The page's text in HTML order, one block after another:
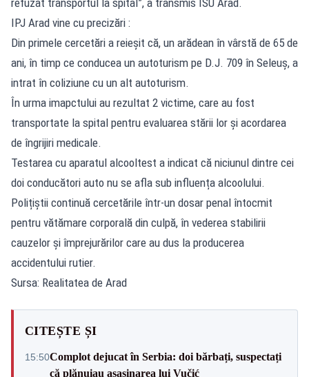
IPJ Arad vine cu precizări :
Din primele cercetări a reieșit că, un arădean în vârstă de 65 de
ani, în timp ce conducea un autoturism pe D.J. 709 în Seleuș, a
intrat în coliziune cu un alt autoturism.
În urma imapctului au rezultat 2 victime, care au fost
transportate la spital pentru evaluarea stării lor și acordarea
de îngrijiri medicale.
Testarea cu aparatul alcooltest a indicat că niciunul dintre cei
doi conducători auto nu se afla sub influența alcoolului.
Polițiștii continuă cercetările într-un dosar penal întocmit
pentru vătămare corporală din culpă, în vederea stabilirii
cauzelor și împrejurărilor care au dus la producerea
accidentului rutier.
Sursa: Realitatea de Arad
CITEȘTE ȘI
15:50Complot dejucat în Serbia: doi bărbați, suspectați
că plănuiau asasinarea lui Vučić